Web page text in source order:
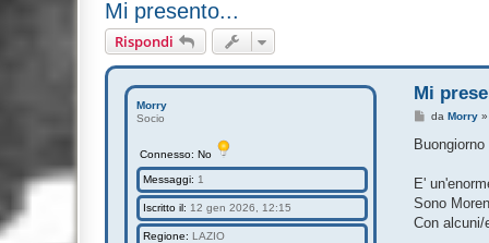
Mi presento...
Rispondi
Morry
Socio
Connesso: No
Messaggi: 1
Iscritto il: 12 gen 2026, 12:15
Regione: LAZIO
Mi
M
s
g
i
o
daMorry
Buongiorno
E'
Sono
Con